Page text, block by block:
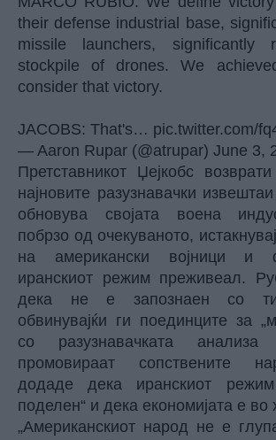
their defense industrial base,
missile launchers, significantly
stockpile of drones. We
consider that victory.
JACOBS: That's… pic.twitter.com/
— Aaron Rupar (@atrupar) June 3,
Претставникот Џејкобс
најновите разузнавачки
обновува својата воена
побрзо од очекуваното,
на американски војници и
иранскиот режим преживеал.
дека не е запознаен со
обвинувајќи ги поединците за
со разузнавачката
промовираат сопствените
додаде дека иранскиот
поделен“ и дека економијата е во
„Американскиот народ не е